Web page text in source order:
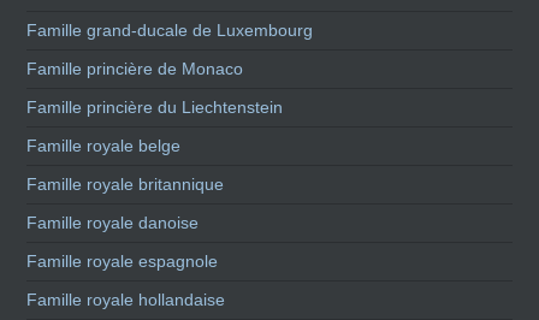
Famille grand-ducale de Luxembourg
Famille princière de Monaco
Famille princière du Liechtenstein
Famille royale belge
Famille royale britannique
Famille royale danoise
Famille royale espagnole
Famille royale hollandaise